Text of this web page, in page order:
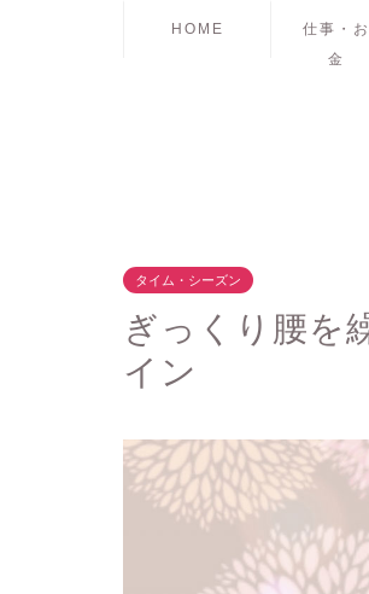
HOME
仕事・お
金
タイム・シーズン
ぎっくり腰を
イン